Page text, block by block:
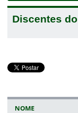
Discentes
NOME